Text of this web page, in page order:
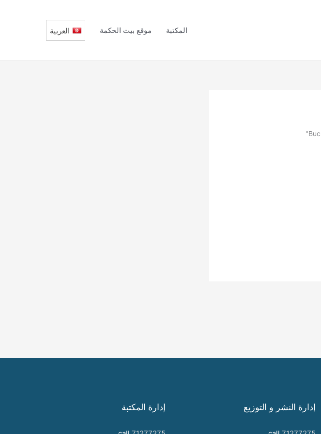
المكتبة موقع بيت الحكمة العربية
إدارة النشر و التوزيع إدارة المكتبة